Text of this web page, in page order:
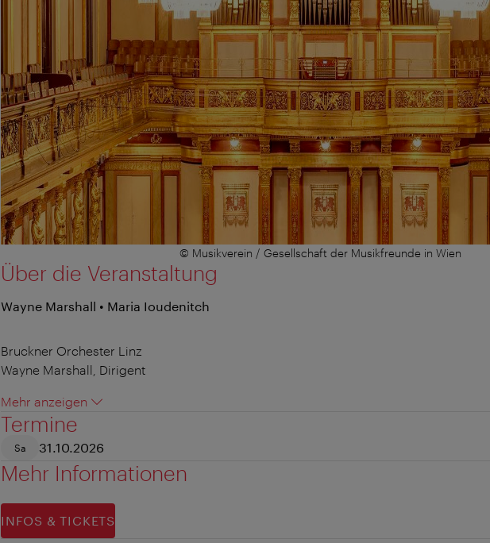
© Musikverein / Gesellschaft der Musikfreunde in Wien
Über die Veranstaltung
Wayne Marshall • Maria Ioudenitch
Bruckner Orchester Linz
Wayne Marshall, Dirigent
Mehr anzeigen
Termine
Sa 31.10.2026
Mehr Informationen
INFOS & TICKETS